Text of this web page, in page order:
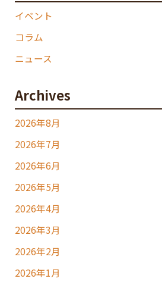
イベント
コラム
ニュース
Archives
2026年8月
2026年7月
2026年6月
2026年5月
2026年4月
2026年3月
2026年2月
2026年1月